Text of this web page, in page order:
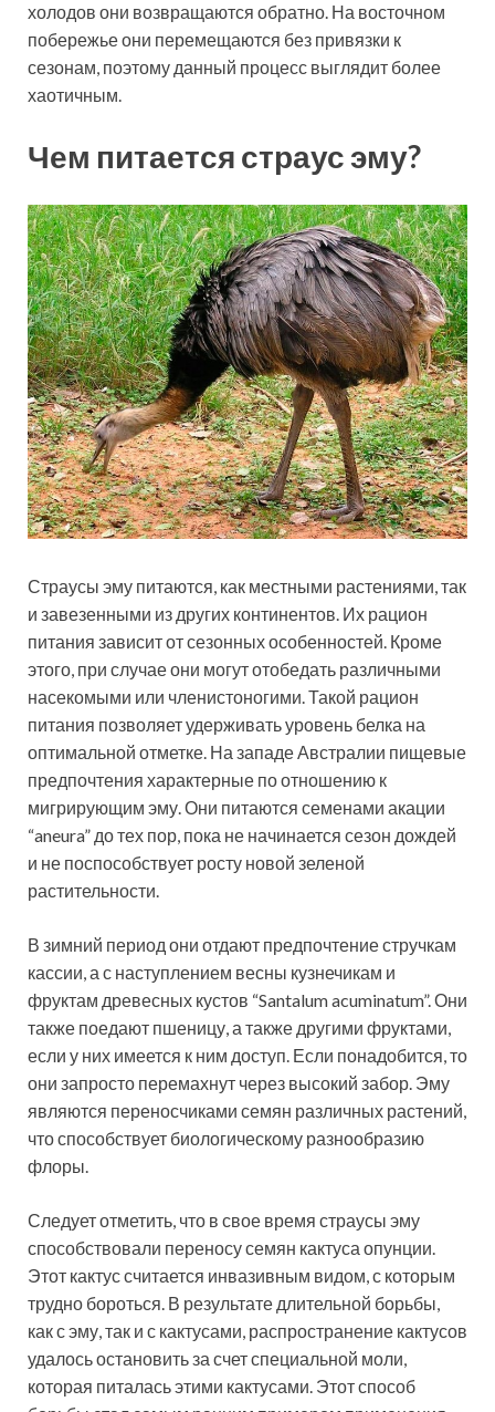
холодов они возвращаются обратно. На восточном
побережье они перемещаются без привязки к
сезонам, поэтому данный процесс выглядит более
хаотичным.
Чем питается страус эму?
Страусы эму питаются, как местными растениями, так
и завезенными из других континентов. Их рацион
питания зависит от сезонных особенностей. Кроме
этого, при случае они могут отобедать различными
насекомыми или членистоногими. Такой рацион
питания позволяет удерживать уровень белка на
оптимальной отметке. На западе Австралии пищевые
предпочтения характерные по отношению к
мигрирующим эму. Они питаются семенами акации
“aneura” до тех пор, пока не начинается сезон дождей
и не поспособствует росту новой зеленой
растительности.
В зимний период они отдают предпочтение стручкам
кассии, а с наступлением весны кузнечикам и
фруктам древесных кустов “Santalum acuminatum”. Они
также поедают пшеницу, а также другими фруктами,
если у них имеется к ним доступ. Если понадобится, то
они запросто перемахнут через высокий забор. Эму
являются переносчиками семян различных растений,
что способствует биологическому разнообразию
флоры.
Следует отметить, что в свое время страусы эму
способствовали переносу семян кактуса опунции.
Этот кактус считается инвазивным видом, с которым
трудно бороться. В результате длительной борьбы,
как с эму, так и с кактусами, распространение кактусов
удалось остановить за счет специальной моли,
которая питалась этими кактусами. Этот способ